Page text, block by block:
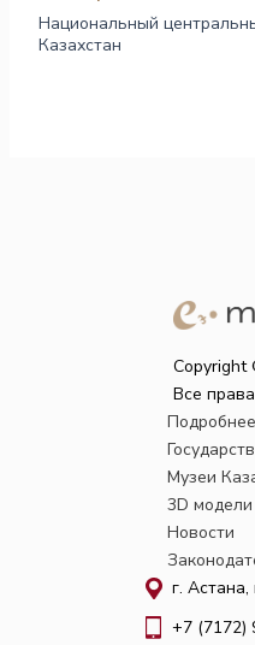
Национальный
Казахстан
Copyright
Все
Музеи
3D модели
Новости
г. Астана,
+7 (7172)